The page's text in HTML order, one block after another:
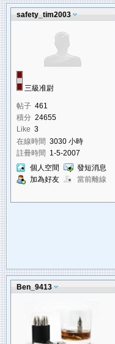
safety_tim2003
三級准尉
帖子 461
積分 24655
Like 3
在線時間 3030 小時
註冊時間 1-5-2007
個人空間
發短消息
加為好友
當前離線
Ben_9413